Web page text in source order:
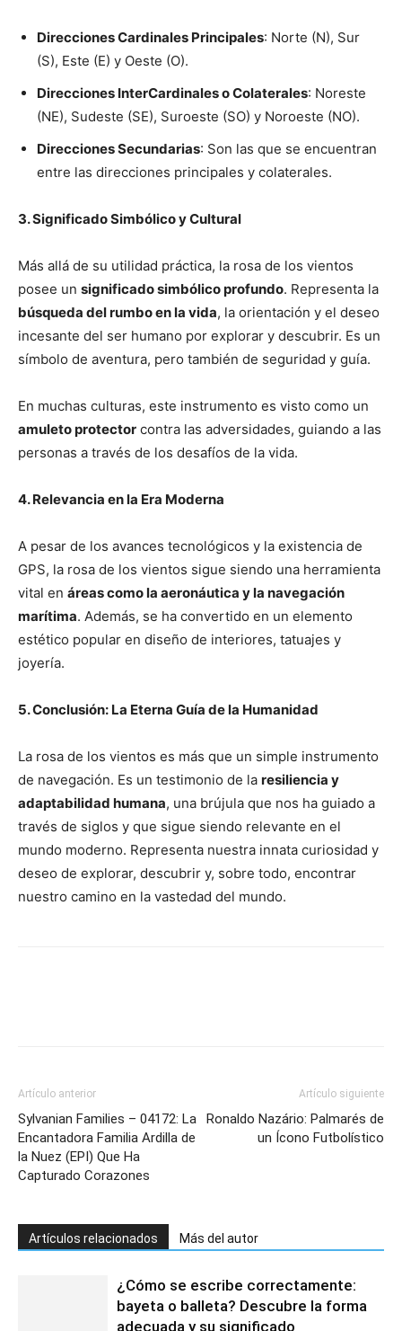
Direcciones Cardinales Principales: Norte (N), Sur
(S), Este (E) y Oeste (O).
Direcciones InterCardinales o Colaterales: Noreste
(NE), Sudeste (SE), Suroeste (SO) y Noroeste (NO).
Direcciones Secundarias: Son las que se encuentran
entre las direcciones principales y colaterales.
3. Significado Simbólico y Cultural
Más allá de su utilidad práctica, la rosa de los vientos
posee un significado simbólico profundo. Representa la
búsqueda del rumbo en la vida, la orientación y el deseo
incesante del ser humano por explorar y descubrir. Es un
símbolo de aventura, pero también de seguridad y guía.
En muchas culturas, este instrumento es visto como un
amuleto protector contra las adversidades, guiando a las
personas a través de los desafíos de la vida.
4. Relevancia en la Era Moderna
A pesar de los avances tecnológicos y la existencia de
GPS, la rosa de los vientos sigue siendo una herramienta
vital en áreas como la aeronáutica y la navegación
marítima. Además, se ha convertido en un elemento
estético popular en diseño de interiores, tatuajes y
joyería.
5. Conclusión: La Eterna Guía de la Humanidad
La rosa de los vientos es más que un simple instrumento
de navegación. Es un testimonio de la resiliencia y
adaptabilidad humana, una brújula que nos ha guiado a
través de siglos y que sigue siendo relevante en el
mundo moderno. Representa nuestra innata curiosidad y
deseo de explorar, descubrir y, sobre todo, encontrar
nuestro camino en la vastedad del mundo.
Artículo anterior
Sylvanian Families – 04172: La
Encantadora Familia Ardilla de
la Nuez (EPI) Que Ha
Capturado Corazones
Artículo siguiente
Ronaldo Nazário: Palmarés de
un Ícono Futbolístico
Artículos relacionados Más del autor
¿Cómo se escribe correctamente:
bayeta o balleta? Descubre la forma
adecuada y su significado